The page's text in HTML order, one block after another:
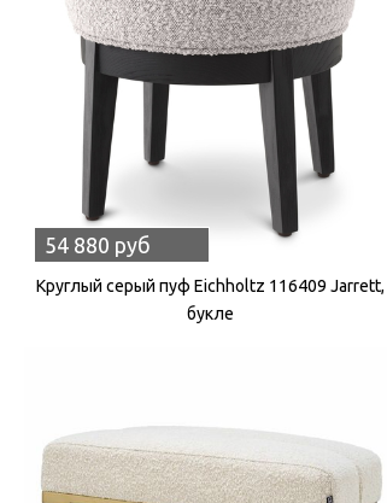
54 880 руб
Круглый серый пуф Eichholtz 116409 Jarrett,
букле